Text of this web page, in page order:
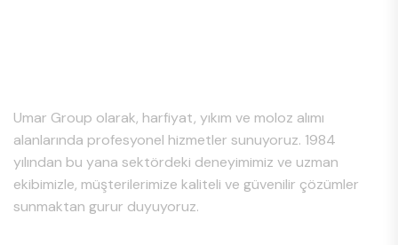
Umar Group olarak, harfiyat, yıkım ve moloz alımı
alanlarında profesyonel hizmetler sunuyoruz. 1984
yılından bu yana sektördeki deneyimimiz ve uzman
ekibimizle, müşterilerimize kaliteli ve güvenilir çözümler
sunmaktan gurur duyuyoruz.